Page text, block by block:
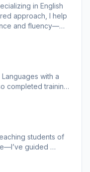
in English
approach, I help
and fluency—
needs, or
tailored to
to make learning
with a
completed training
allowing me
lessons in both
students of
guided
IELTS),
workplace